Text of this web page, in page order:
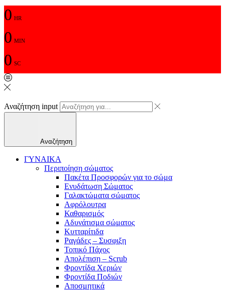
0 HR
0 MIN
0 SC
Αναζήτηση input
Αναζήτηση
ΓΥΝΑΙΚΑ
Περιποίηση σώματος
Πακέτα Προσφορών για το σώμα
Ενυδάτωση Σώματος
Γαλακτώματα σώματος
Αφρόλουτρα
Καθαρισμός
Αδυνάτισμα σώματος
Κυτταρίτιδα
Ραγάδες – Συσφιξη
Τοπικό Πάχος
Απολέπιση – Scrub
Φροντίδα Χεριών
Φροντίδα Ποδιών
Αποσμητικά